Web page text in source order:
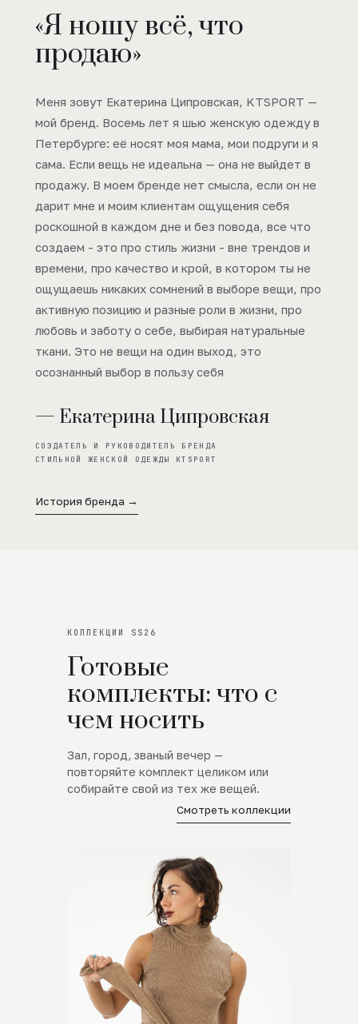
«Я ношу всё, что
продаю»
Меня зовут Екатерина Ципровская, KTSPORT —
мой бренд. Восемь лет я шью женскую одежду в
Петербурге: её носят моя мама, мои подруги и я
сама. Если вещь не идеальна — она не выйдет в
продажу. В моем бренде нет смысла, если он не
дарит мне и моим клиентам ощущения себя
роскошной в каждом дне и без повода, все что
создаем - это про стиль жизни - вне трендов и
времени, про качество и крой, в котором ты не
ощущаешь никаких сомнений в выборе вещи, про
активную позицию и разные роли в жизни, про
любовь и заботу о себе, выбирая натуральные
ткани. Это не вещи на один выход, это
осознанный выбор в пользу себя
— Екатерина Ципровская
СОЗДАТЕЛЬ И РУКОВОДИТЕЛЬ БРЕНДА
СТИЛЬНОЙ ЖЕНСКОЙ ОДЕЖДЫ KTSPORT
История бренда →
КОЛЛЕКЦИИ SS26
Готовые
комплекты: что с
чем носить
Зал, город, званый вечер —
повторяйте комплект целиком или
собирайте свой из тех же вещей.
Смотреть коллекции